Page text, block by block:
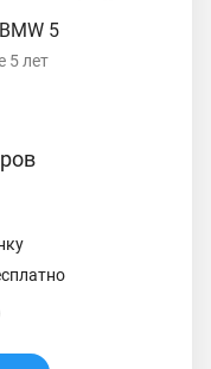
BMW 5
5 лет